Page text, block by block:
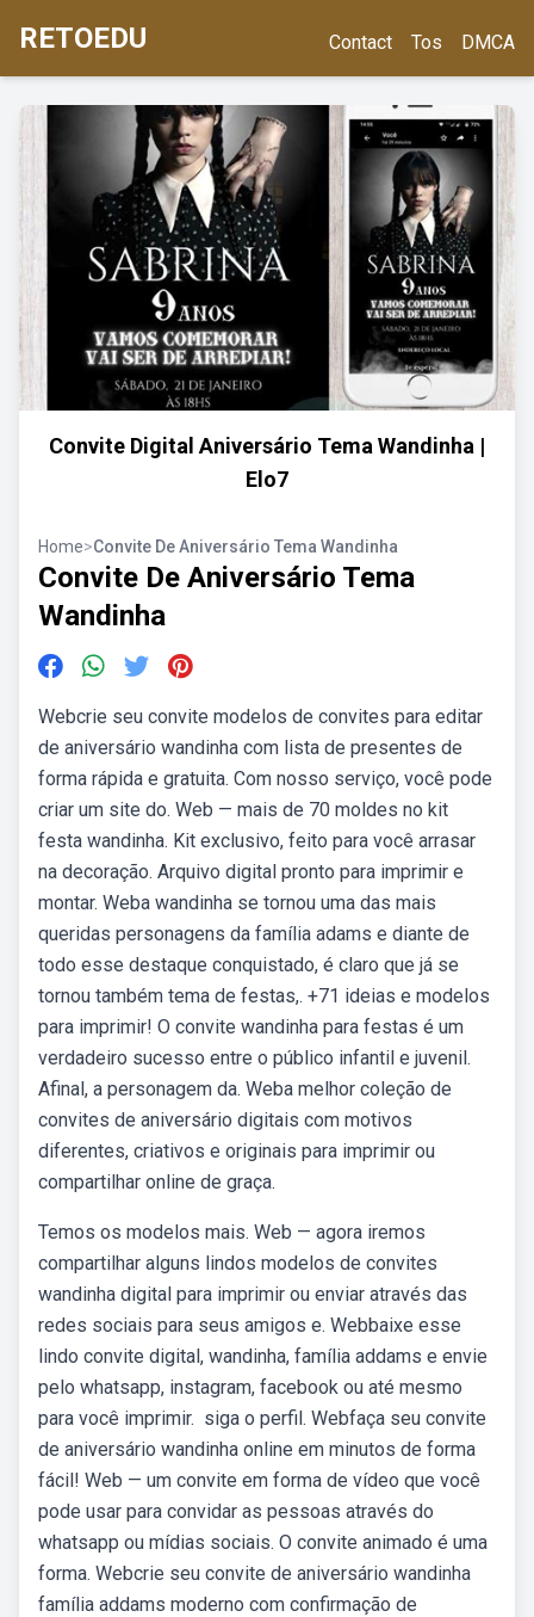
RETOEDU Contact Tos DMCA
Convite Digital Aniversário Tema Wandinha |
Elo7
Home>Convite De Aniversário Tema Wandinha
Convite De Aniversário Tema
Wandinha
Webcrie seu convite modelos de convites para editar
de aniversário wandinha com lista de presentes de
forma rápida e gratuita. Com nosso serviço, você pode
criar um site do. Web — mais de 70 moldes no kit
festa wandinha. Kit exclusivo, feito para você arrasar
na decoração. Arquivo digital pronto para imprimir e
montar. Weba wandinha se tornou uma das mais
queridas personagens da família adams e diante de
todo esse destaque conquistado, é claro que já se
tornou também tema de festas,. +71 ideias e modelos
para imprimir! O convite wandinha para festas é um
verdadeiro sucesso entre o público infantil e juvenil.
Afinal, a personagem da. Weba melhor coleção de
convites de aniversário digitais com motivos
diferentes, criativos e originais para imprimir ou
compartilhar online de graça.
Temos os modelos mais. Web — agora iremos
compartilhar alguns lindos modelos de convites
wandinha digital para imprimir ou enviar através das
redes sociais para seus amigos e. Webbaixe esse
lindo convite digital, wandinha, família addams e envie
pelo whatsapp, instagram, facebook ou até mesmo
para você imprimir. ️ siga o perfil. Webfaça seu convite
de aniversário wandinha online em minutos de forma
fácil! Web — um convite em forma de vídeo que você
pode usar para convidar as pessoas através do
whatsapp ou mídias sociais. O convite animado é uma
forma. Webcrie seu convite de aniversário wandinha
família addams moderno com confirmação de